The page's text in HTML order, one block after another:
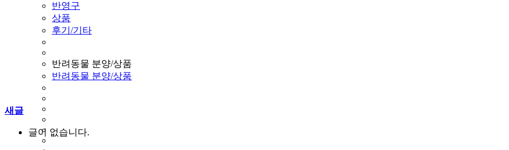
반영구
상품
후기/기타
반려동물 분양/상품
반려동물 분양/상품
새글
글이 없습니다.